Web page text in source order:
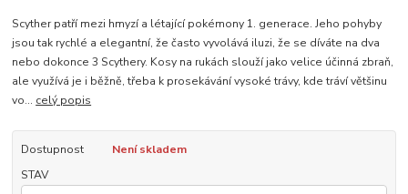
Scyther patří mezi hmyzí a létající pokémony 1. generace. Jeho pohyby
jsou tak rychlé a elegantní, že často vyvolává iluzi, že se díváte na dva
nebo dokonce 3 Scythery. Kosy na rukách slouží jako velice účinná zbraň,
ale využívá je i běžně, třeba k prosekávání vysoké trávy, kde tráví většinu
vo... celý popis
Dostupnost
Není skladem
STAV